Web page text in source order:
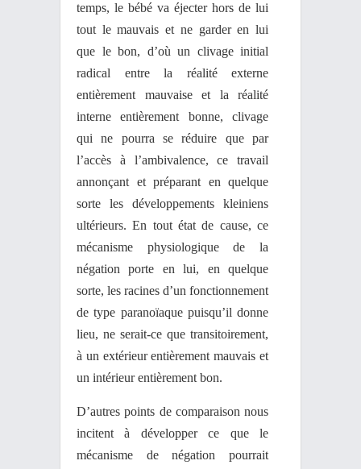
temps, le bébé va éjecter hors de lui
tout le mauvais et ne garder en lui
que le bon, d’où un clivage initial
radical entre la réalité externe
entièrement mauvaise et la réalité
interne entièrement bonne, clivage
qui ne pourra se réduire que par
l’accès à l’ambivalence, ce travail
annonçant et préparant en quelque
sorte les développements kleiniens
ultérieurs. En tout état de cause, ce
mécanisme physiologique de la
négation porte en lui, en quelque
sorte, les racines d’un fonctionnement
de type paranoïaque puisqu’il donne
lieu, ne serait-ce que transitoirement,
à un extérieur entièrement mauvais et
un intérieur entièrement bon.
D’autres points de comparaison nous
incitent à développer ce que le
mécanisme de négation pourrait